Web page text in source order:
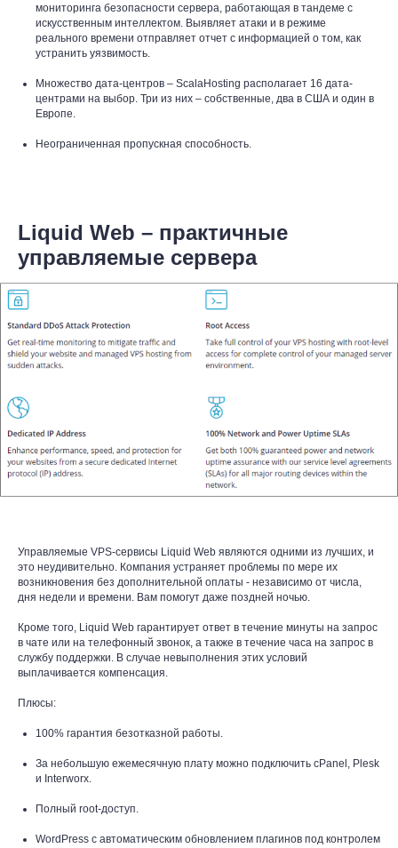
мониторинга безопасности сервера, работающая в тандеме с
искусственным интеллектом. Выявляет атаки и в режиме
реального времени отправляет отчет с информацией о том, как
устранить уязвимость.
Множество дата-центров – ScalaHosting располагает 16 дата-
центрами на выбор. Три из них – собственные, два в США и один в
Европе.
Неограниченная пропускная способность.
Liquid Web – практичные
управляемые сервера
Управляемые VPS-сервисы Liquid Web являются одними из лучших, и
это неудивительно. Компания устраняет проблемы по мере их
возникновения без дополнительной оплаты - независимо от числа,
дня недели и времени. Вам помогут даже поздней ночью.
Кроме того, Liquid Web гарантирует ответ в течение минуты на запрос
в чате или на телефонный звонок, а также в течение часа на запрос в
службу поддержки. В случае невыполнения этих условий
выплачивается компенсация.
Плюсы:
100% гарантия безотказной работы.
За небольшую ежемесячную плату можно подключить cPanel, Plesk
и Interworx.
Полный root-доступ.
WordPress с автоматическим обновлением плагинов под контролем